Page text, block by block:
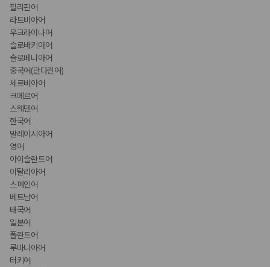
필리핀어
라트비아어
우크라이나어
슬로바키아어
슬로베니아어
중국어(만다린어)
세르비아어
크메르어
스웨덴어
한국어
말레이시아어
영어
아이슬란드어
이탈리아어
스페인어
베트남어
태국어
일본어
폴란드어
루마니아어
터키어